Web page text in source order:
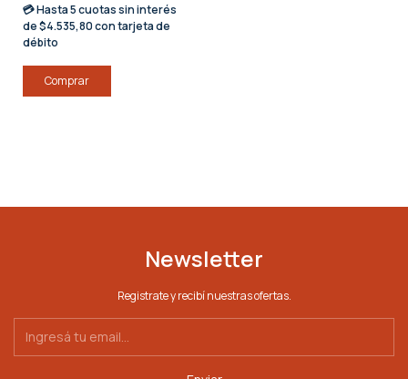
💳 Hasta5 cuotas sin interés
de $4.535,80 con tarjeta de
débito
Comprar
Newsletter
Registrate y recibí nuestras ofertas.